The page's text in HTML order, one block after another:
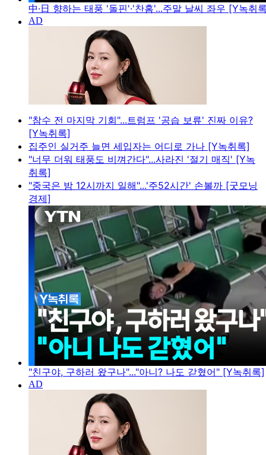
中·日 향하는 태풍 '돌핀'·'찬홈'...주말 날씨 좌우 [Y녹취
"참수 전 마지막 기회"...트럼프 '공습 보류' 진짜 이유?
[Y녹취록]
집주인 실거주 늘면 세입자는 어디로 가나 [Y녹취록]
"너무 더워 태풍도 비껴간다"...사라진 '절기 매직' [Y녹
취록]
"중국은 밤 12시까지 일해"...'주52시간' 손볼까 [굿모닝
경제]
"친구야, 구하러 왔구나"..."아니? 나도 갇혔어" [Y녹취록]